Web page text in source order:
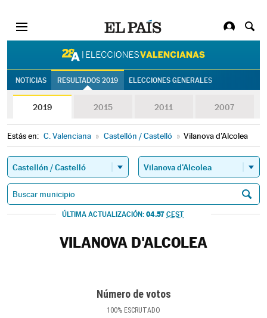
NOTICIAS RESULTADOS 2019 ELECCIONES GENERALES
2019 2015 2011 2007
Estás en: C. Valenciana » Castellón / Castelló » Vilanova d'Alcolea
ÚLTIMA ACTUALIZACIÓN: 04.57 CEST
VILANOVA D'ALCOLEA
Número de votos
100% ESCRUTADO